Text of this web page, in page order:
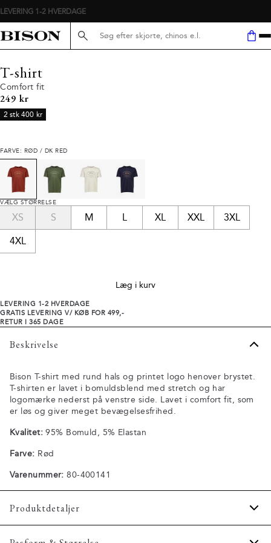
LEVERING 1-2 HVERDAGE
Søg her...
T-shirt
Comfort fit
I alt (inkl. rabat)
249 kr
2 stk 400 kr
FARVE: RØD / DK RED
VÆLG STØRRELSE
XS S M L XL XXL 3XL
4XL
Læg i kurv
LEVERING 1-2 HVERDAGE
GRATIS LEVERING V/ KØB FOR 499,-
RETUR I 365 DAGE
Beskrivelse
Bison T-shirt med rund hals og printet logo henover brystet.
T-shirten er lavet i bomuldsblend med stretch og har
logomærke nederst på venstre side. Lavet i comfort fit, som
er løs og giver meget bevægelsesfrihed.
Kvalitet:95% Bomuld, 5% Elastan
Farve: Rød
Varenummer: 80-400141
Produktdetaljer
Fremstillet i bomuldsblend med stretch for ekstra